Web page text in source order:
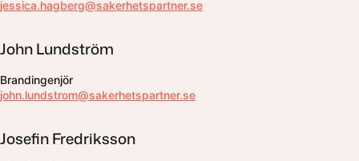
jessica.hagberg@sakerhetspartner.se
John Lundström
Brandingenjör
john.lundstrom@sakerhetspartner.se
Josefin Fredriksson